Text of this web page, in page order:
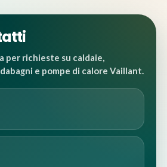
per richieste su caldaie,
e pompe di calore Vaillant.